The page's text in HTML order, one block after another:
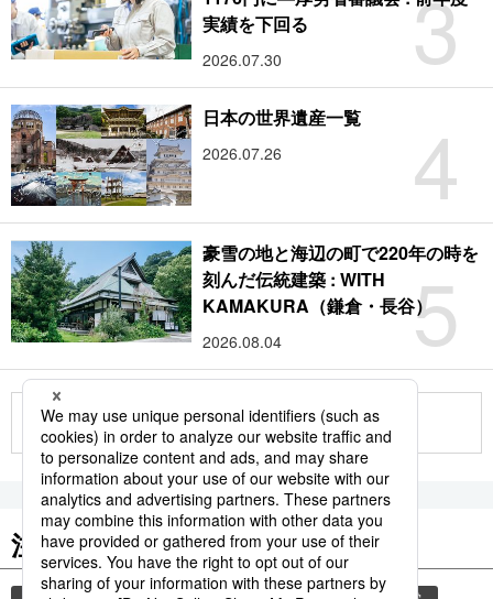
3
実績を下回る
2026.07.30
4
日本の世界遺産一覧
2026.07.26
5
豪雪の地と海辺の町で220年の時を
刻んだ伝統建築 : WITH
KAMAKURA（鎌倉・長谷）
2026.08.04
もっと見る
注目のキーワード